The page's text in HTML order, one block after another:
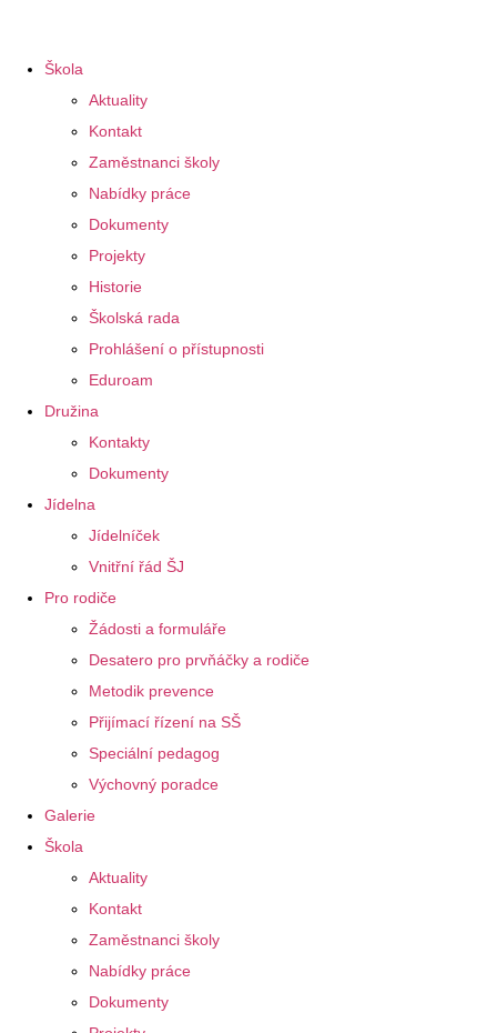
Škola
Aktuality
Kontakt
Zaměstnanci školy
Nabídky práce
Dokumenty
Projekty
Historie
Školská rada
Prohlášení o přístupnosti
Eduroam
Družina
Kontakty
Dokumenty
Jídelna
Jídelníček
Vnitřní řád ŠJ
Pro rodiče
Žádosti a formuláře
Desatero pro prvňáčky a rodiče
Metodik prevence
Přijímací řízení na SŠ
Speciální pedagog
Výchovný poradce
Galerie
Škola
Aktuality
Kontakt
Zaměstnanci školy
Nabídky práce
Dokumenty